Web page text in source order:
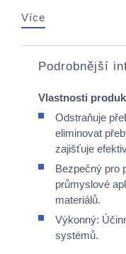
Více
Podrobnější
Vlastnosti
Odstraňuje
eliminovat
zajišťuje
Bezpečný pro
průmyslové
materiálů.
Výkonný:
systémů.